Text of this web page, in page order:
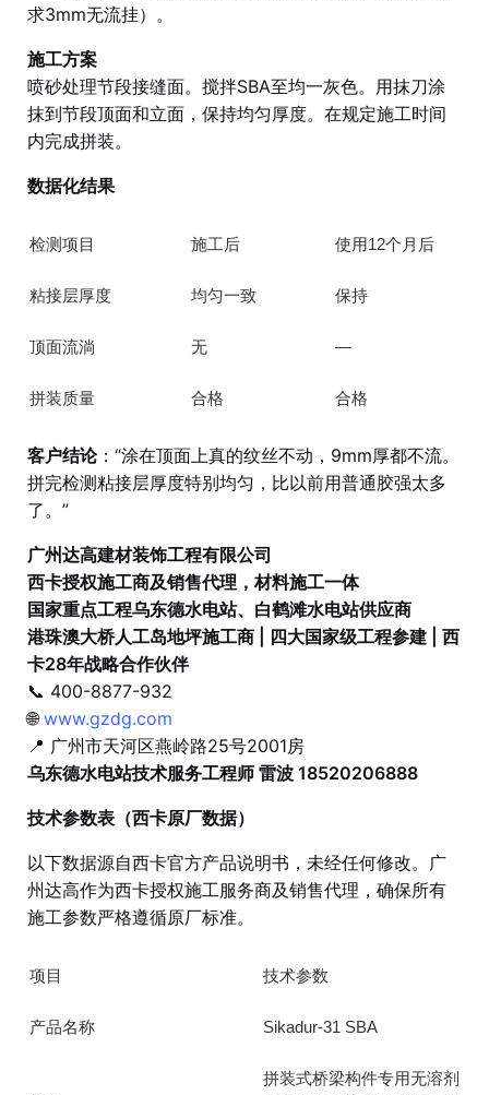
求3mm无流挂）。
施工方案
喷砂处理节段接缝面。搅拌SBA至均一灰色。用抹刀涂
抹到节段顶面和立面，保持均匀厚度。在规定施工时间
内完成拼装。
数据化结果
检测项目 施工后 使用12个月后
粘接层厚度 均匀一致 保持
顶面流淌 无 —
拼装质量 合格 合格
客户结论：“涂在顶面上真的纹丝不动，9mm厚都不流。
拼完检测粘接层厚度特别均匀，比以前用普通胶强太多
了。”
广州达高建材装饰工程有限公司
西卡授权施工商及销售代理，材料施工一体
国家重点工程乌东德水电站、白鹤滩水电站供应商
港珠澳大桥人工岛地坪施工商 | 四大国家级工程参建 | 西
卡28年战略合作伙伴
📞 400-8877-932
🌐www.gzdg.com
📍 广州市天河区燕岭路25号2001房
乌东德水电站技术服务工程师 雷波 18520206888
技术参数表（西卡原厂数据）
以下数据源自西卡官方产品说明书，未经任何修改。广
州达高作为西卡授权施工服务商及销售代理，确保所有
施工参数严格遵循原厂标准。
项目 技术参数
产品名称 Sikadur-31 SBA
拼装式桥梁构件专用无溶剂